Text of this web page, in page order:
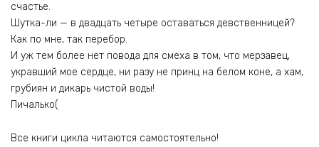
счастье.
Шутка-ли — в двадцать четыре оставаться девственницей?
Как по мне, так перебор.
И уж тем более нет повода для смеха в том, что мерзавец,
укравший мое сердце, ни разу не принц на белом коне, а хам,
грубиян и дикарь чистой воды!
Пичалько(
Все книги цикла читаются самостоятельно!